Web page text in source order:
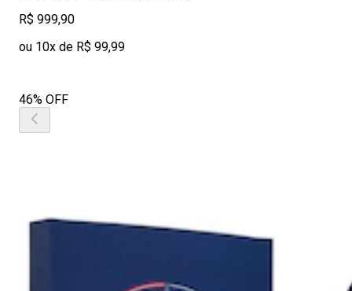
R$ 999,90
ou 10x de R$ 99,99
46% OFF